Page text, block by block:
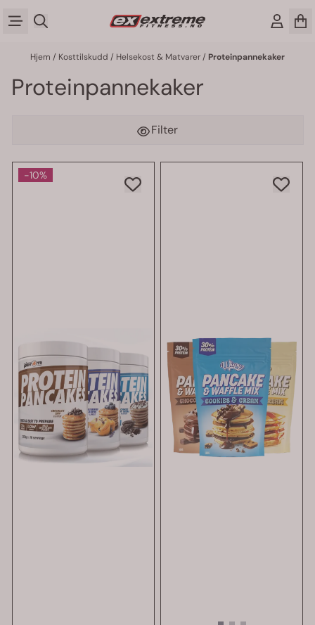
Hopp til innhold
Hjem / Kosttilskudd / Helsekost & Matvarer/ Proteinpannekaker
Proteinpannekaker
Filter
-10%